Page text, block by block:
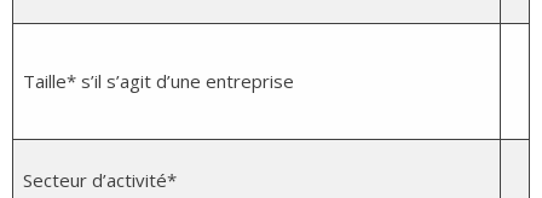
Taille* s’il s’agit d’une entreprise
Secteur d’activité*